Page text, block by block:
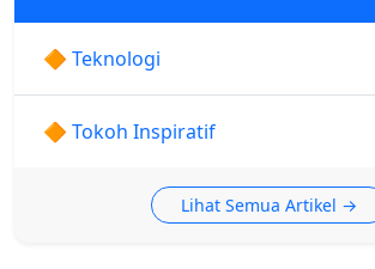
🔶 Teknologi
🔶 Tokoh Inspiratif
Lihat Semua Artikel →